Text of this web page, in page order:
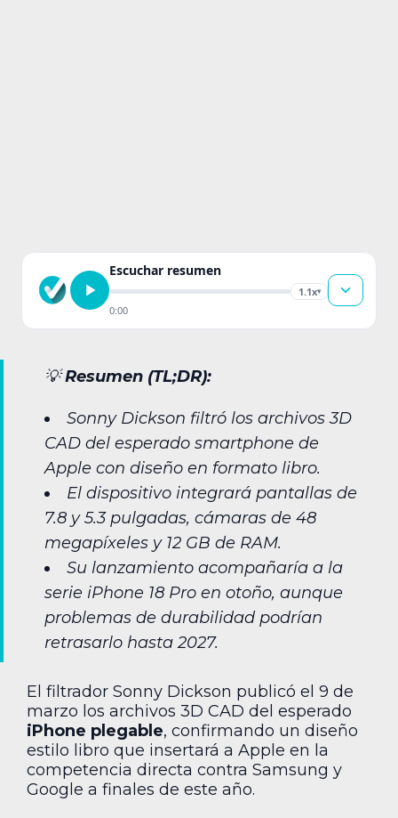
Escuchar resumen
1.1x▾
0:00
💡Resumen (TL;DR):
Sonny Dickson filtró los archivos 3D
CAD del esperado smartphone de
Apple con diseño en formato libro.
El dispositivo integrará pantallas de
7.8 y 5.3 pulgadas, cámaras de 48
megapíxeles y 12 GB de RAM.
Su lanzamiento acompañaría a la
serie iPhone 18 Pro en otoño, aunque
problemas de durabilidad podrían
retrasarlo hasta 2027.
El filtrador Sonny Dickson publicó el 9 de
marzo los archivos 3D CAD del esperado
iPhone plegable, confirmando un diseño
estilo libro que insertará a Apple en la
competencia directa contra Samsung y
Google a finales de este año.